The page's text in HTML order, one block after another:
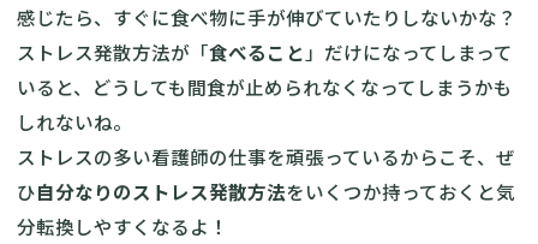
感じたら、すぐに食べ物に手が伸びていたりしないかな？
ストレス発散方法が「食べること 」だけになってしまって
いると、どうしても間食が止められなくなってしまうかも
しれないね。
ストレスの多い看護師の仕事を頑張っているからこそ、ぜ
ひ自分なりのストレス発散方法をいくつか持っておくと気
分転換しやすくなるよ！